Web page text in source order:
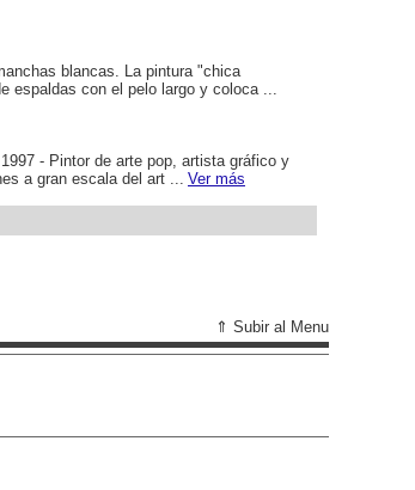
blancas. La pintura "chica
espaldas con el pelo largo y coloca ...
- Pintor de arte pop, artista gráfico y
a gran escala del art ... Ver más
⇑ Subir al Menu